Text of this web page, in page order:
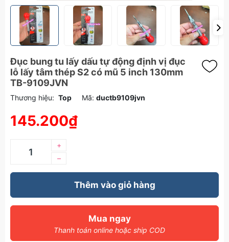
Đục bung tu lấy dấu tự động định vị đục
lỗ lấy tâm thép S2 có mũ 5 inch 130mm
TB-9109JVN
Thương hiệu: Top Mã: ductb9109jvn
145.200₫
–
+
Thêm vào giỏ hàng
Mua ngay
Thanh toán online hoặc ship COD